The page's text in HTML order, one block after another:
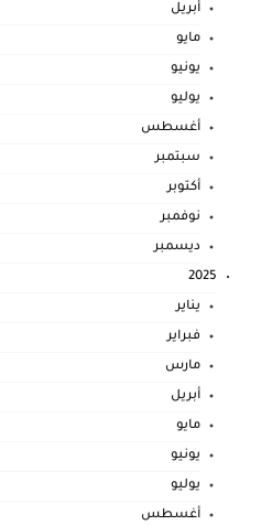
أبريل
مايو
يونيو
يوليو
أغسطس
سبتمبر
أكتوبر
نوفمبر
ديسمبر
2025
يناير
فبراير
مارس
أبريل
مايو
يونيو
يوليو
أغسطس